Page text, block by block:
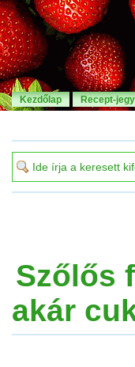
Kezdőlap Recept-
Szőlős
akár